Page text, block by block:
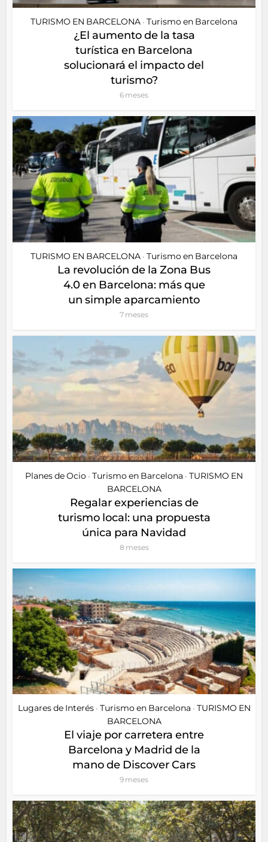
TURISMO EN BARCELONA • Turismo en Barcelona
¿El aumento de la tasa
turística en Barcelona
solucionará el impacto del
turismo?
6 meses
TURISMO EN BARCELONA • Turismo en Barcelona
La revolución de la Zona Bus
4.0 en Barcelona: más que
un simple aparcamiento
7 meses
Planes de Ocio • Turismo en Barcelona • TURISMO EN
BARCELONA
Regalar experiencias de
turismo local: una propuesta
única para Navidad
8 meses
Lugares de Interés • Turismo en Barcelona • TURISMO EN
BARCELONA
El viaje por carretera entre
Barcelona y Madrid de la
mano de Discover Cars
9 meses